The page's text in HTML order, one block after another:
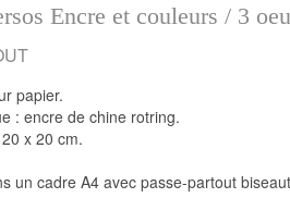
Encre et couleurs / 3
papier.
: encre de chine rotring.
x 20 cm.
un cadre A4 avec passe-partout